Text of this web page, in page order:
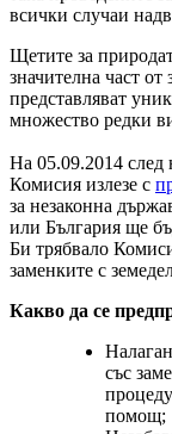
всички случаи
Щетите за
значителна част
представляват
множество редки
На 05.09.2014 след
Комисия излезе с
за незаконна
или България ще
Би трябвало
заменките с
Какво да се
със
помощ;